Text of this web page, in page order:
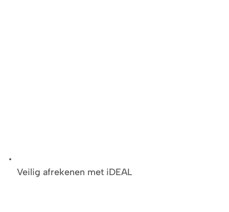
Veilig afrekenen met iDEAL